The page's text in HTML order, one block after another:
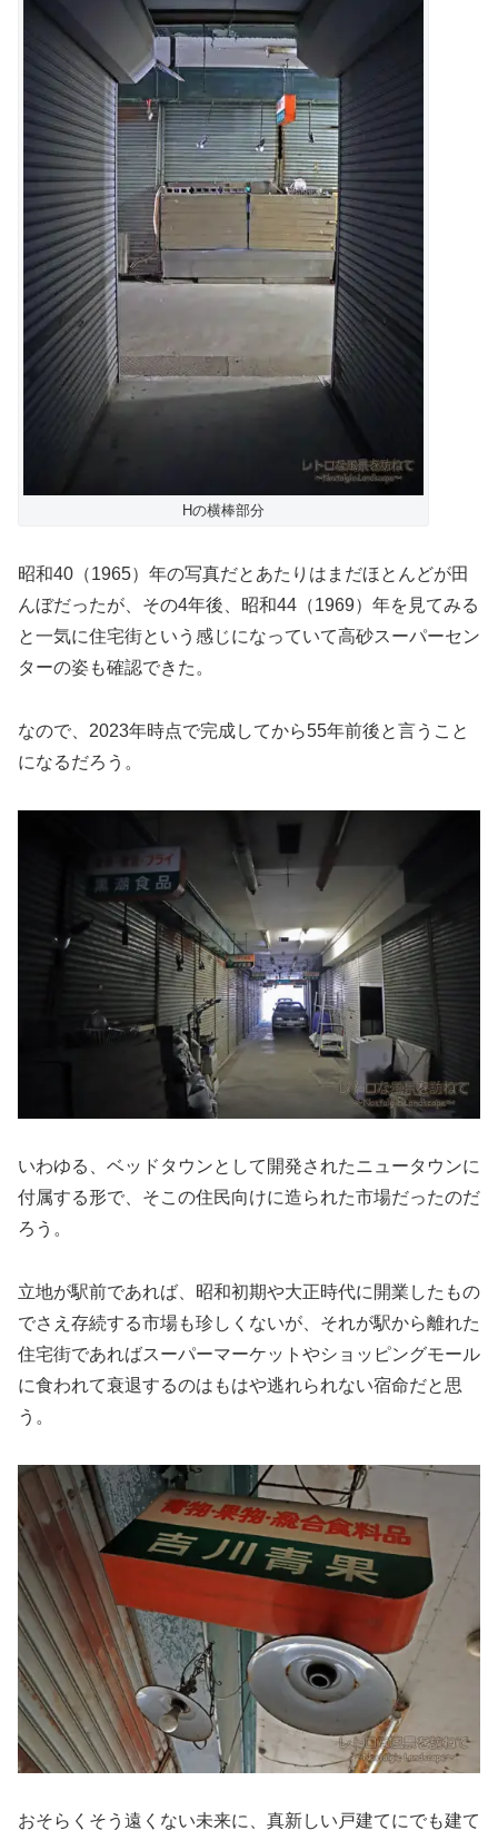
Hの横棒部分
昭和40（1965）年の写真だとあたりはまだほとんどが田
んぼだったが、その4年後、昭和44（1969）年を見てみる
と一気に住宅街という感じになっていて高砂スーパーセン
ターの姿も確認できた。
なので、2023年時点で完成してから55年前後と言うこと
になるだろう。
いわゆる、ベッドタウンとして開発されたニュータウンに
付属する形で、そこの住民向けに造られた市場だったのだ
ろう。
立地が駅前であれば、昭和初期や大正時代に開業したもの
でさえ存続する市場も珍しくないが、それが駅から離れた
住宅街であればスーパーマーケットやショッピングモール
に食われて衰退するのはもはや逃れられない宿命だと思
う。
おそらくそう遠くない未来に、真新しい戸建てにでも建て